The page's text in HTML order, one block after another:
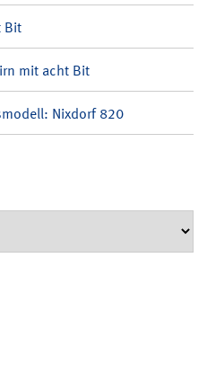
Bit
mit acht Bit
Nixdorf 820